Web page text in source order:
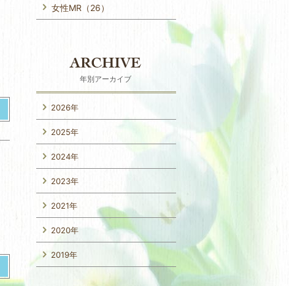
女性MR（26）
年別アーカイブ
2026年
2025年
2024年
2023年
2021年
2020年
2019年